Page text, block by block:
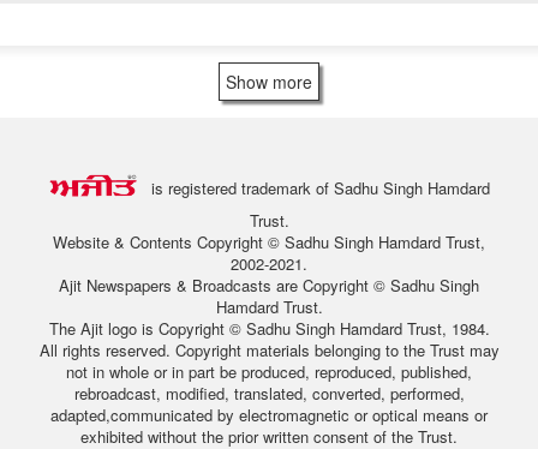
Show more
is registered trademark of Sadhu Singh Hamdard
Trust.
Website & Contents Copyright © Sadhu Singh Hamdard Trust,
2002-2021.
Ajit Newspapers & Broadcasts are Copyright © Sadhu Singh
Hamdard Trust.
The Ajit logo is Copyright © Sadhu Singh Hamdard Trust, 1984.
All rights reserved. Copyright materials belonging to the Trust may
not in whole or in part be produced, reproduced, published,
rebroadcast, modified, translated, converted, performed,
adapted,communicated by electromagnetic or optical means or
exhibited without the prior written consent of the Trust.